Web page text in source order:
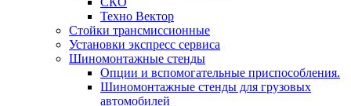
Техно Вектор
Стойки трансмиссионные
Установки экспресс сервиса
Шиномонтажные стенды
Опции и вспомогательные приспособления.
Шиномонтажные стенды для грузовых
автомобилей